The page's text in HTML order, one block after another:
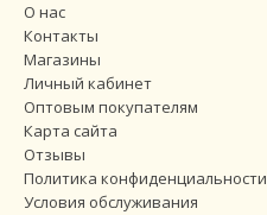
О нас
Контакты
Магазины
Личный кабинет
Оптовым покупателям
Карта сайта
Отзывы
Политика конфиденциальности
Условия обслуживания